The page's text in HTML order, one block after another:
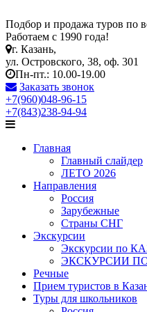
Подбор и продажа туров по
Работаем с 1990 года!
г. Казань,
ул. Островского, 38, оф. 301
Пн-пт.: 10.00-19.00
Заказать звонок
+7(960)048-96-15
+7(843)238-94-94
Главная
Главный слайдер
ЛЕТО 2026
Направления
Россия
Зарубежные
Страны СНГ
Экскурсии
Экскурсии по
ЭКСКУРСИИ
Речные
Прием туристов в
Туры для школьников